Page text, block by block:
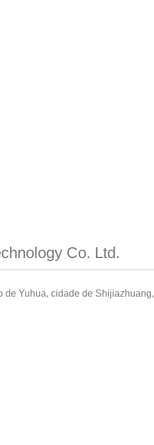
Co. Ltd.
de Yuhua, cidade de Shijiazhuang,